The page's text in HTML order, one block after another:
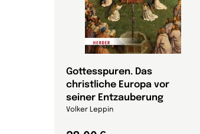
Gottesspuren. Das
christliche Europa vor
seiner Entzauberung
Volker Leppin